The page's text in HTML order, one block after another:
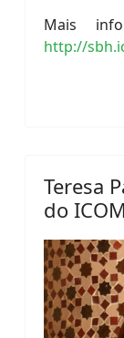
Mais
http://
Teresa
do